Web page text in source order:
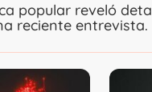
popular reveló
reciente entrevista.